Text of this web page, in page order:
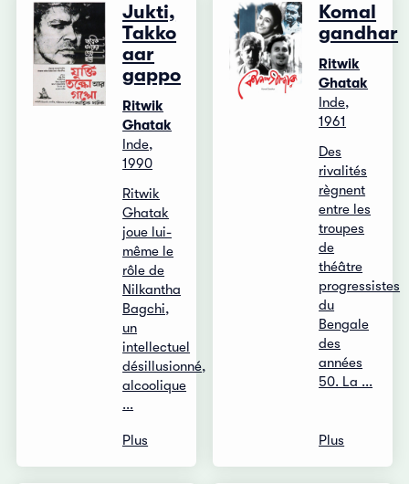
Jukti,
Takko
aar
gappo
Ritwik
Ghatak
Inde,
1990
Ritwik
Ghatak
joue lui-
même le
rôle de
Nilkantha
Bagchi,
un
intellectuel
désillusionné,
alcoolique
...
Plus
Komal
gandhar
Ritwik
Ghatak
Inde,
1961
Des
rivalités
règnent
entre les
troupes
de
théâtre
progressistes
du
Bengale
des
années
50. La ...
Plus